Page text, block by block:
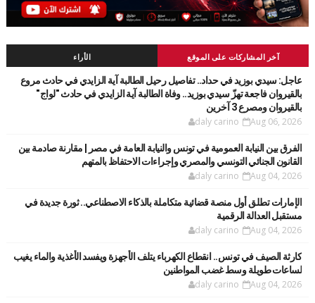
آخر المشاركات على الموقع الأراء
عاجل: سيدي بوزيد في حداد.. تفاصيل رحيل الطالبة آية الزايدي في حادث مروع
بالقيروان فاجعة تهزّ سيدي بوزيد.. وفاة الطالبة آية الزايدي في حادث "لواج"
بالقيروان ومصرع 3 آخرين
daly carino Aug 06, 2026
الفرق بين النيابة العمومية في تونس والنيابة العامة في مصر | مقارنة صادمة بين
القانون الجنائي التونسي والمصري وإجراءات الاحتفاظ بالمتهم
daly carino Aug 04, 2026
الإمارات تطلق أول منصة قضائية متكاملة بالذكاء الاصطناعي.. ثورة جديدة في
مستقبل العدالة الرقمية
daly carino Aug 04, 2026
كارثة الصيف في تونس.. انقطاع الكهرباء يتلف الأجهزة ويفسد الأغذية والماء يغيب
لساعات طويلة وسط غضب المواطنين
daly carino Aug 04, 2026